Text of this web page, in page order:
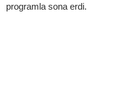
programla sona erdi.